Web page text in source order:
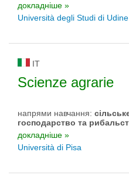
докладніше »
Università degli Studi di Udine
IT
Scienze agrarie
напрями навчання:
господарство та
докладніше »
Università di Pisa